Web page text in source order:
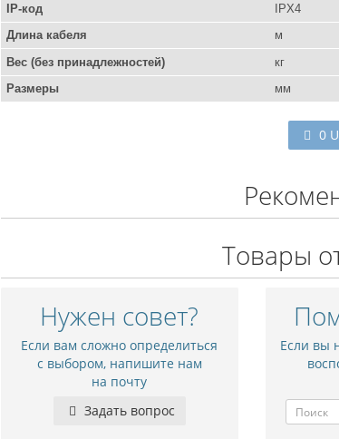
IP-код
IPX4
Длина кабеля
м
Вес (без принадлежностей)
кг
Размеры
мм
0
Товары
Нужен совет?
Если вам сложно определиться
с выбором, напишите нам
на почту
Задать вопрос
Если вы